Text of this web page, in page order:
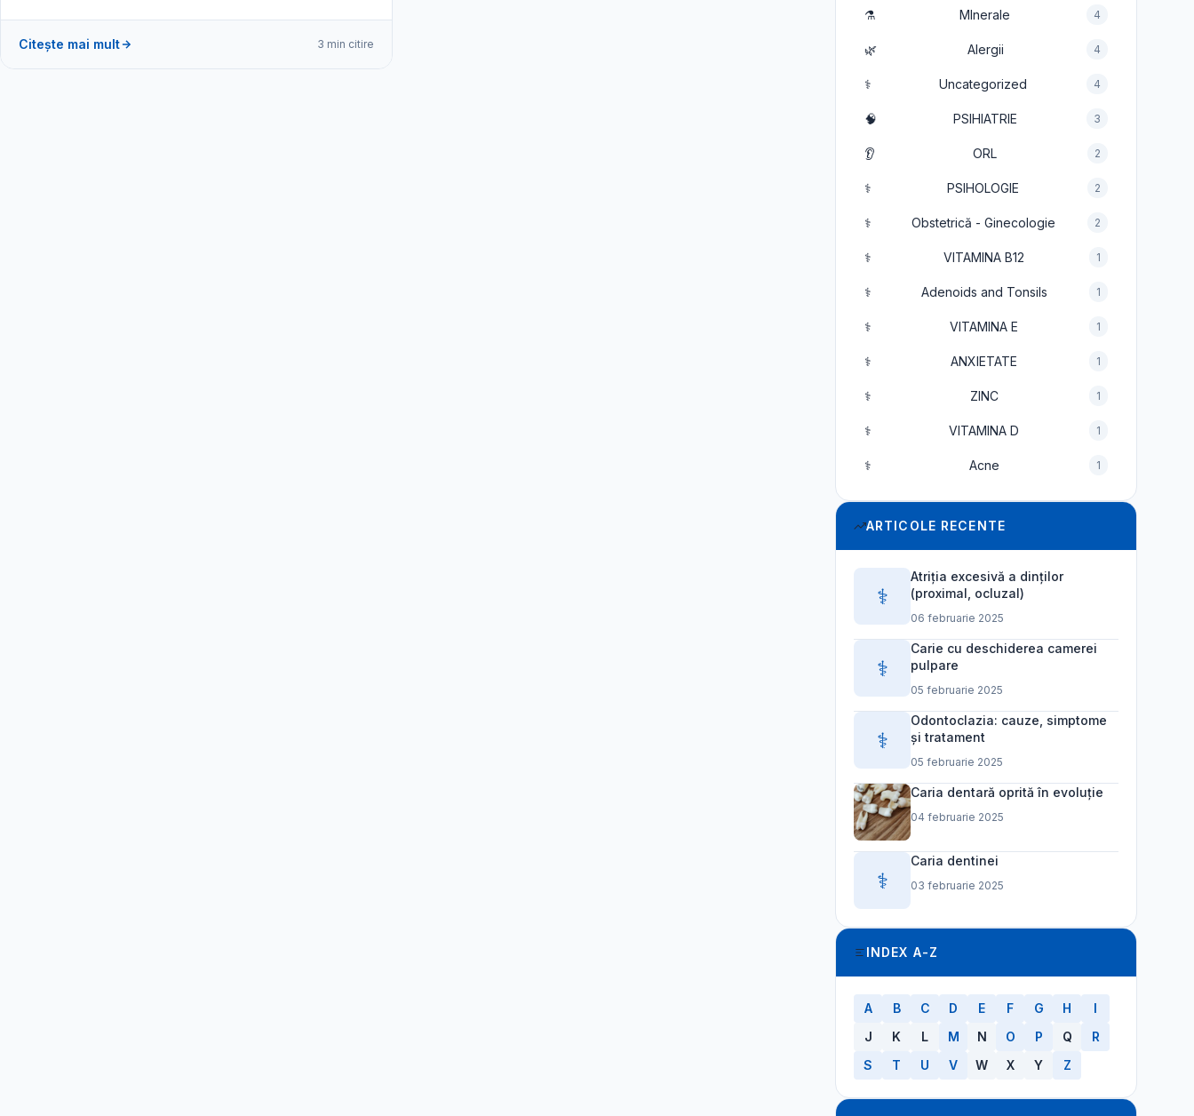
Citește mai mult 3 min citire
⚗️ MInerale 4
🌿 Alergii 4
⚕️ Uncategorized 4
🧠 PSIHIATRIE 3
👂 ORL 2
⚕️ PSIHOLOGIE 2
⚕️ Obstetrică - Ginecologie 2
⚕️ VITAMINA B12 1
⚕️ Adenoids and Tonsils 1
⚕️ VITAMINA E 1
⚕️ ANXIETATE 1
⚕️ ZINC 1
⚕️ VITAMINA D 1
⚕️ Acne 1
ARTICOLE RECENTE
⚕️
Atriția excesivă a dinților
(proximal, ocluzal)
06 februarie 2025
⚕️
Carie cu deschiderea camerei
pulpare
05 februarie 2025
⚕️
Odontoclazia: cauze, simptome
și tratament
05 februarie 2025
Caria dentară oprită în evoluție
04 februarie 2025
⚕️
Caria dentinei
03 februarie 2025
INDEX A-Z
A B C D E F G H
I
J
K L M N O P Q
R
S
T U V W X Y Z